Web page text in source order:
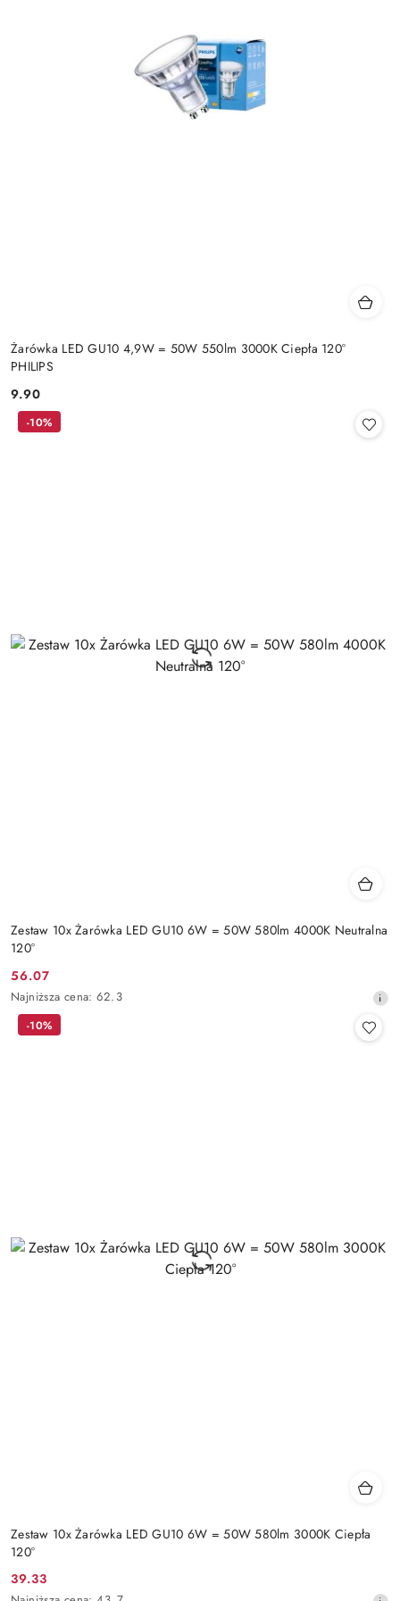
Żarówka LED GU10 4,9W = 50W 550lm 3000K Ciepła 120°
PHILIPS
Cena:
9.90
Zestaw 10x Żarówka LED GU10 6W = 50W 580lm 4000K Neutralna
120°
Cena
promocyjna:
56.07
Najniższa
cena
Najniższa cena: 62.3
-10%
Zestaw 10x Żarówka LED GU10 6W = 50W 580lm 3000K Ciepła
120°
Cena
39.33
-10%